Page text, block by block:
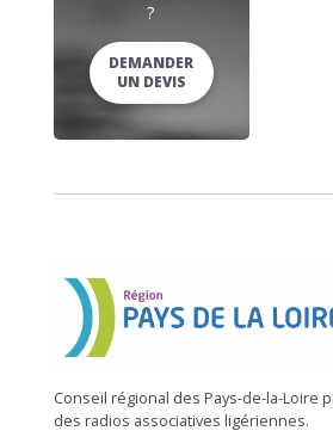
?
DEMANDER
UN DEVIS
Conseil régional des Pays-de-la-Loire
des radios associatives ligériennes.